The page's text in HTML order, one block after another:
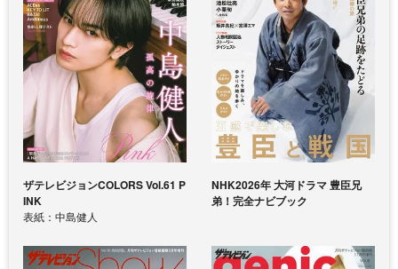
ザテレビジョンCOLORS Vol.61 P
INK
表紙：中島健人
NHK2026年 大河ドラマ 豊臣兄
弟！完全ナビブック